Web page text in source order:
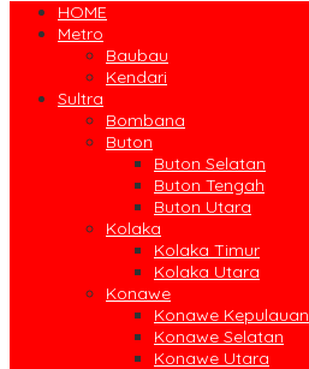
HOME
Metro
Baubau
Kendari
Sultra
Bombana
Buton
Buton Selatan
Buton Tengah
Buton Utara
Kolaka
Kolaka Timur
Kolaka Utara
Konawe
Konawe Kepulauan
Konawe Selatan
Konawe Utara